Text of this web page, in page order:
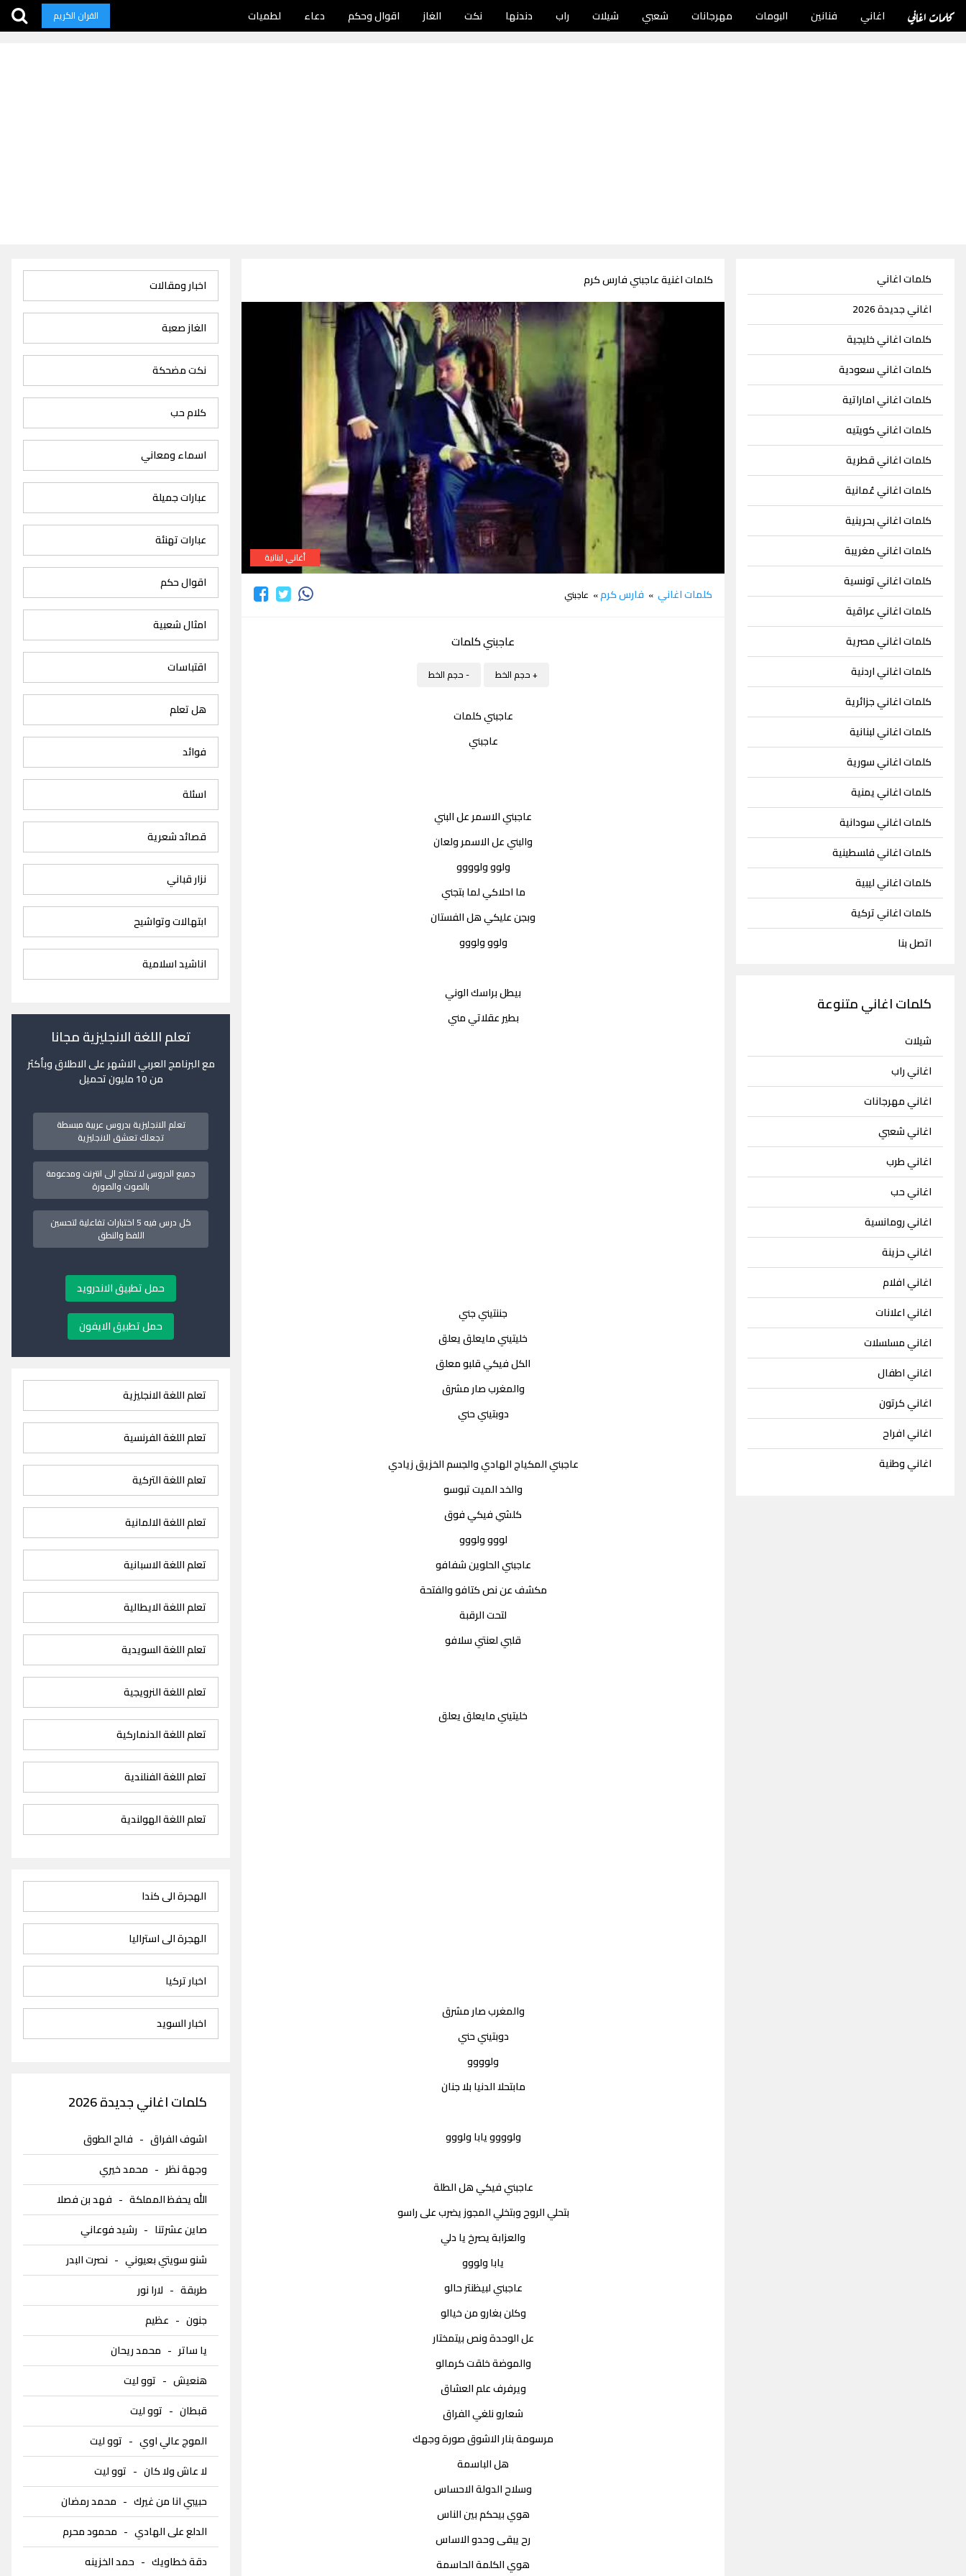
كلمات اغاني اغاني فنانين البومات مهرجانات شعبي شيلات راب دندنها نكت الغاز اقوال وحكم دعاء لطميات القران الكريم
كلمات اغاني
اغاني جديدة 2026
كلمات اغاني خليجية
كلمات اغاني سعودية
كلمات اغاني اماراتية
كلمات اغاني كويتيه
كلمات اغاني قطرية
كلمات اغاني عُمانية
كلمات اغاني بحرينية
كلمات اغاني مغريبة
كلمات اغاني تونسية
كلمات اغاني عراقية
كلمات اغاني مصرية
كلمات اغاني اردنية
كلمات اغاني جزائرية
كلمات اغاني لبنانية
كلمات اغاني سورية
كلمات اغاني يمنية
كلمات اغاني سودانية
كلمات اغاني فلسطينية
كلمات اغاني ليبية
كلمات اغاني تركية
اتصل بنا
كلمات اغاني متنوعة
شيلات
اغاني راب
اغاني مهرجانات
اغاني شعبي
اغاني طرب
اغاني حب
اغاني رومانسية
اغاني حزينة
اغاني افلام
اغاني اعلانات
اغاني مسلسلات
اغاني اطفال
اغاني كرتون
اغاني افراح
اغاني وطنية
كلمات اغنية عاجبني فارس كرم
أغاني لبنانية
كلمات اغاني » فارس كرم» عاجبني
عاجبني كلمات
+ حجم الخط - حجم الخط
عاجبني كلمات
عاجبني
عاجبني الاسمر عل البني
والبني عل الاسمر ولعان
ولوو ولوووو
ما احلاكي لما بتجني
وبجن عليكي هل الفستان
ولوو ولووو
بيطل براسك الوني
بطير عقلاتي مني
جننتيني جني
خليتيني مايعلق يعلق
الكل فيكي قلبو معلق
والمغرب صار مشرق
دوبتيني حني
عاجبني المكياج الهادي والجسم الخزيق زيادي
والخد الميت تبوسو
كلشي فيكي فوق
لووو ولووو
عاجبني الحلوين شفافو
مكشف عن نص كتافو والفتحة
لتحت الرقبة
قلبي لعنتي سلافو
خليتيني مايعلق يعلق
والمغرب صار مشرق
دوبتيني حني
ولوووو
مابتحلا الدنيا بلا جنان
ولوووو يابا ولووو
عاجبني فيكي هل الطلة
بتحلي الروح وبتخلي المجوز يضرب على راسو
والعزابة يصرخ يا دلي
يابا ولووو
عاجبني لبيظنتر حالو
وكلن بغارو من خيالو
عل الوحدة ونص بيتمختار
والموضة خلقت كرمالو
ويرفرف علم العشاق
شعارو نلغي الفراق
مرسومة بنار الاشوق صورة وجهك
هل الباسمة
وسلاح الدولة الاحساس
هوي بيحكم بين الناس
رح يبقى وحدو الاساس
هوي الكلمة الحاسمة
اخبار ومقالات
الغاز صعبة
نكت مضحكة
كلام حب
اسماء ومعاني
عبارات جميلة
عبارات تهنئة
اقوال حكم
امثال شعبية
اقتباسات
هل تعلم
فوائد
اسئلة
قصائد شعرية
نزار قباني
ابتهالات وتواشيح
اناشيد اسلامية
تعلم اللغة الانجليزية مجانا
مع البرنامج العربي الاشهر على الاطلاق وبأكثر
من 10 مليون تحميل
تعلم الانجليزية بدروس عربية مبسطة
تجعلك تعشق الانجليزية
جميع الدروس لا تحتاج الى انترنت ومدعومة
بالصوت والصورة
كل درس فيه 5 اختبارات تفاعلية لتحسين
اللفظ والنطق
حمل تطبيق الاندرويد
حمل تطبيق الايفون
تعلم اللغة الانجليزية
تعلم اللغة الفرنسية
تعلم اللغة التركية
تعلم اللغة الالمانية
تعلم اللغة الاسبانية
تعلم اللغة الايطالية
تعلم اللغة السويدية
تعلم اللغة النرويجية
تعلم اللغة الدنماركية
تعلم اللغة الفنلندية
تعلم اللغة الهولندية
الهجرة الى كندا
الهجرة الى استراليا
اخبار تركيا
اخبار السويد
كلمات اغاني جديدة 2026
اشوف الفراق- فالح الطوق
وجهة نظر - محمد خيري
الله يحفظ المملكة- فهد بن فصلا
صاين عشرتنا - رشيد فوعاني
شنو سويتي بعيوني- نصرت البدر
طربقة- لارا نور
جنون- عظيم
يا ساتر - محمد ريحان
هنعيش- توو ليت
قبطان- توو ليت
الموج عالي اوي- توو ليت
لا عاش ولا كان- توو ليت
حبيبي انا من غيرك- محمد رمضان
الدلع على الهادي- محمود محرم
دقة خطاويك- حمد الخزينه